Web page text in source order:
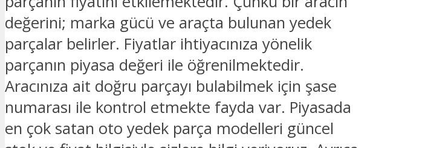
değerini; marka gücü ve araçta bulunan yedek
parçalar belirler. Fiyatlar ihtiyacınıza yönelik
parçanın piyasa değeri ile öğrenilmektedir.
Aracınıza ait doğru parçayı bulabilmek için şase
numarası ile kontrol etmekte fayda var. Piyasada
en çok satan oto yedek parça modelleri güncel